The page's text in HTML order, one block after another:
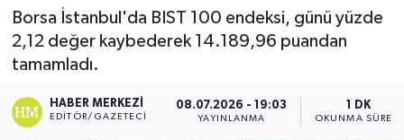
Borsa İstanbul'da BIST 100 endeksi, günü yüzde
2,12 değer kaybederek 14.189,96 puandan
tamamladı.
HABER MERKEZI
EDITÖR/GAZETECI
08.07.2026 - 19:03
YAYINLANMA
1 DK
OKUNMA SÜRESI
Sağlık
Teknoloji
Turizm
Son Dakika Haberleri
Haber Arşivi